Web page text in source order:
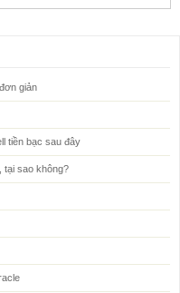
giản
tiền bạc sau đây
tại sao không?